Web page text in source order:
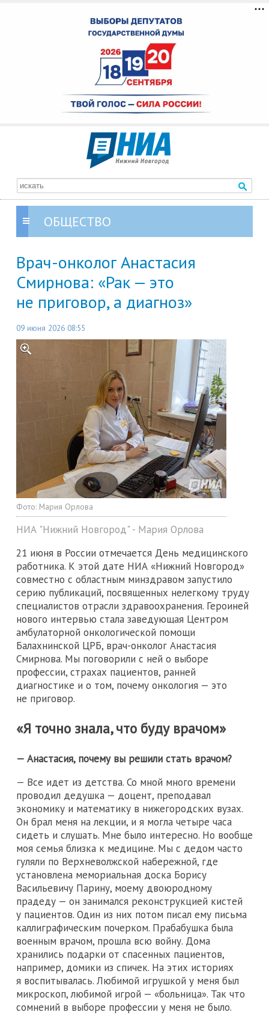
ОБЩЕСТВО
Врач-онколог Анастасия
Смирнова: «Рак — это
не приговор, а диагноз»
09 июня 2026 08:55
Фото: Мария Орлова
НИА "Нижний Новгород" - Мария Орлова
21 июня в России отмечается День медицинского
работника. К этой дате НИА «Нижний Новгород»
совместно с областным минздравом запустило
серию публикаций, посвященных нелегкому труду
специалистов отрасли здравоохранения. Героиней
нового интервью стала заведующая Центром
амбулаторной онкологической помощи
Балахнинской ЦРБ, врач-онколог Анастасия
Смирнова. Мы поговорили с ней о выборе
профессии, страхах пациентов, ранней
диагностике и о том, почему онкология — это
не приговор.
«Я точно знала, что буду врачом»
— Анастасия, почему вы решили стать врачом?
— Все идет из детства. Со мной много времени
проводил дедушка — доцент, преподавал
экономику и математику в нижегородских вузах.
Он брал меня на лекции, и я могла четыре часа
сидеть и слушать. Мне было интересно. Но вообще
моя семья близка к медицине. Мы с дедом часто
гуляли по Верхневолжской набережной, где
установлена мемориальная доска Борису
Васильевичу Парину, моему двоюродному
прадеду — он занимался реконструкцией кистей
у пациентов. Один из них потом писал ему письма
каллиграфическим почерком. Прабабушка была
военным врачом, прошла всю войну. Дома
хранились подарки от спасенных пациентов,
например, домики из спичек. На этих историях
я воспитывалась. Любимой игрушкой у меня был
микроскоп, любимой игрой — «больница». Так что
сомнений в выборе профессии у меня не было.